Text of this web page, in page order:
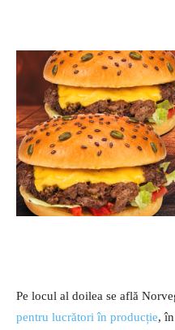
Pe locul al doilea se află
pentru lucrători în producție,